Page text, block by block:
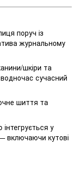
поруч із
журнальному
шкіри та
сучасний
шиття та
у
включаючи кутові